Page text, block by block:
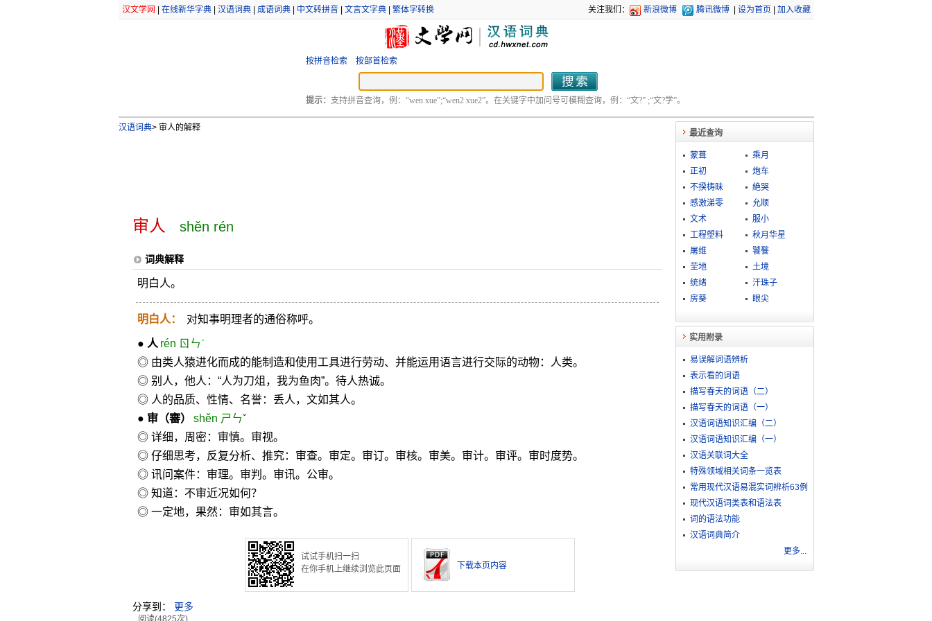
汉文学网 在线新华字典| 汉语词典| 成语词典| 中文转拼音| 文言文字典| 繁体字转换 关注我们： 新浪微博 腾讯微博 设为首页 加入收藏
按拼音检索 按部首检索
提示： 支持拼音查询，例：“wen xue”;“wen2 xue2”。在关键字中加问号可模糊查询，例：“文?” ;“文?学”。
汉语词典>审人的解释
审人 shěn rén
词典解释
明白人。
明白人： 对知事明理者的通俗称呼。
● 人 rén ㄖㄣˊ
◎ 由类人猿进化而成的能制造和使用工具进行劳动、并能运用语言进行交际的动物：人类。
◎ 别人，他人：“人为刀俎，我为鱼肉”。待人热诚。
◎ 人的品质、性情、名誉：丢人，文如其人。
● 审（審）
shěn ㄕㄣˇ
◎ 详细，周密：审慎。审视。
◎ 仔细思考，反复分析、推究：审查。审定。审订。审核。审美。审计。审评。审时度势。
◎ 讯问案件：审理。审判。审讯。公审。
◎ 知道：不审近况如何？
◎ 一定地，果然：审如其言。
试试手机扫一扫
在你手机上继续浏览此页面
下载本页内容
分享到： 更多
阅读(4825次)
最近查询
蒙葺
乘月
正初
炮车
不揆梼昧
絶哭
感激涕零
允顺
文术
服小
工程塑料
秋月华星
屠维
饕餮
茔地
土境
统绪
汗珠子
房葵
眼尖
实用附录
易误解词语辨析
表示看的词语
描写春天的词语（二）
描写春天的词语（一）
汉语词语知识汇编（二）
汉语词语知识汇编（一）
汉语关联词大全
特殊领域相关词条一览表
常用现代汉语易混实词辨析63例
现代汉语词类表和语法表
词的语法功能
汉语词典简介
更多...